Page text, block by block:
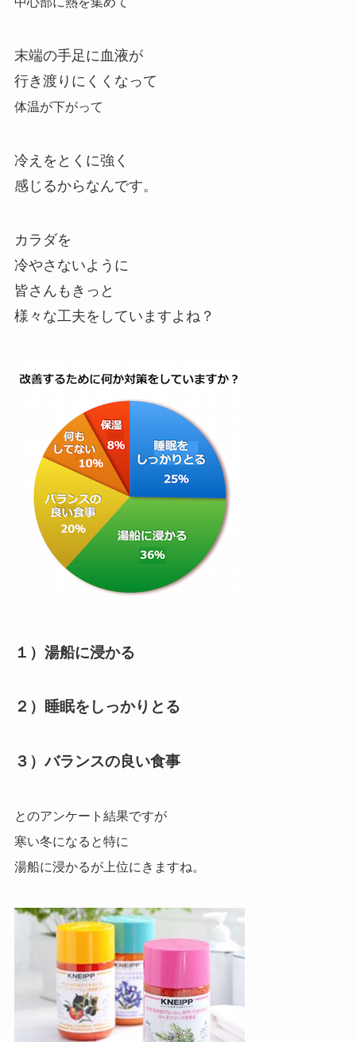
末端の手足に血液が
行き渡りにくくなって
体温が下がって
冷えをとくに強く
感じるからなんです。
カラダを
冷やさないように
皆さんもきっと
様々な工夫をしていますよね？
１）湯船に浸かる
２）睡眠をしっかりとる
３）バランスの良い食事
とのアンケート結果ですが
寒い冬になると特に
湯船に浸かるが上位にきますね。